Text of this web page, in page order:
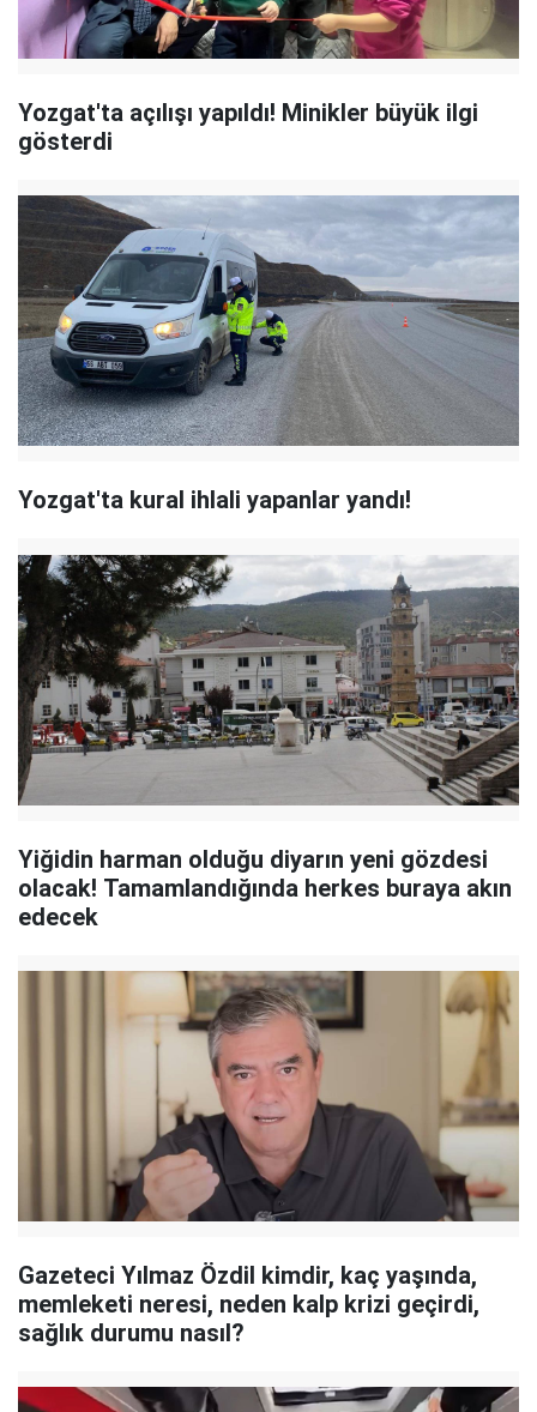
Yozgat'ta açılışı yapıldı! Minikler büyük ilgi
gösterdi
Yozgat'ta kural ihlali yapanlar yandı!
Yiğidin harman olduğu diyarın yeni gözdesi
olacak! Tamamlandığında herkes buraya akın
edecek
Gazeteci Yılmaz Özdil kimdir, kaç yaşında,
memleketi neresi, neden kalp krizi geçirdi,
sağlık durumu nasıl?